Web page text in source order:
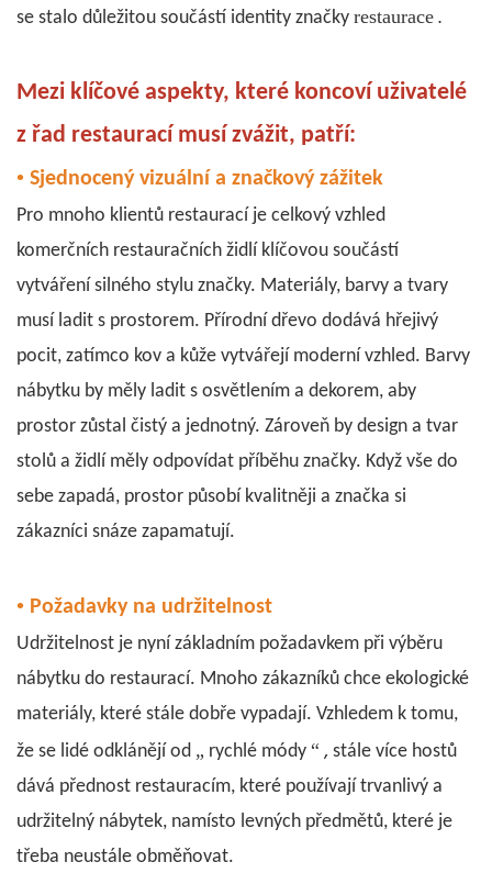
se stalo důležitou součástí identity značky restaurace .
Mezi klíčové aspekty, které koncoví uživatelé
z řad restaurací musí zvážit, patří:
• Sjednocený vizuální a značkový zážitek
Pro mnoho klientů restaurací je celkový vzhled
komerčních restauračních židlí klíčovou součástí
vytváření silného stylu značky. Materiály, barvy a tvary
musí ladit s prostorem. Přírodní dřevo dodává hřejivý
pocit, zatímco kov a kůže vytvářejí moderní vzhled. Barvy
nábytku by měly ladit s osvětlením a dekorem, aby
prostor zůstal čistý a jednotný. Zároveň by design a tvar
stolů a židlí měly odpovídat příběhu značky. Když vše do
sebe zapadá, prostor působí kvalitněji a značka si
zákazníci snáze zapamatují.
• Požadavky na udržitelnost
Udržitelnost je nyní základním požadavkem při výběru
nábytku do restaurací. Mnoho zákazníků chce ekologické
materiály, které stále dobře vypadají. Vzhledem k tomu,
že se lidé odklánějí od „ rychlé módy “ , stále více hostů
dává přednost restauracím, které používají trvanlivý a
udržitelný nábytek, namísto levných předmětů, které je
třeba neustále obměňovat.